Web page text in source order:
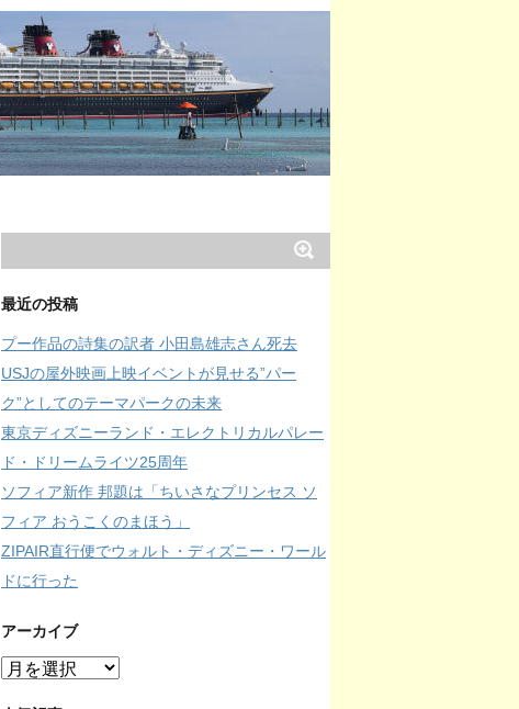
最近の投稿
プー作品の詩集の訳者 小田島雄志さん死去
USJの屋外映画上映イベントが見せる”パー
ク”としてのテーマパークの未来
東京ディズニーランド・エレクトリカルパレー
ド・ドリームライツ25周年
ソフィア新作 邦題は「ちいさなプリンセス ソ
フィア おうこくのまほう」
ZIPAIR直行便でウォルト・ディズニー・ワール
ドに行った
アーカイブ
ア